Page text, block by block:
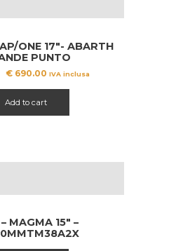
ONE 17″- ABARTH
PUNTO
Il
era:
€ 719.96.
€ 690.00 Il
è:
€ 690.00.
IVA inclusa
Add to cart
MAGMA 15″ –